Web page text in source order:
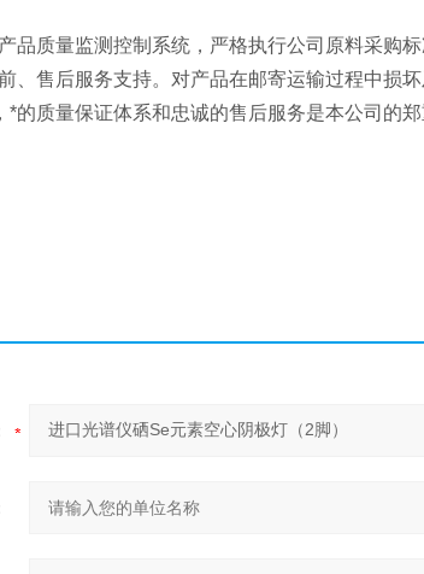
品质量监测控制系统，严格执行公司原料采购
、售后服务支持。对产品在邮寄运输过程中损
*的质量保证体系和忠诚的售后服务是本公司的郑